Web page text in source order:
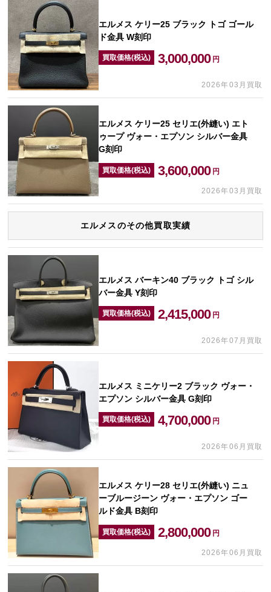
エルメス ケリー25 ブラック トゴ ゴール
ド金具 W刻印
買取価格(税込) 3,000,000 円
2026年03月買取
エルメス ケリー25 セリエ(外縫い) エト
ゥープ ヴォー・エプソン シルバー金具
G刻印
買取価格(税込) 3,600,000 円
2026年03月買取
エルメスのその他買取実績
エルメス バーキン40 ブラック トゴ シル
バー金具 Y刻印
買取価格(税込) 2,415,000 円
2026年07月買取
エルメス ミニケリー2 ブラック ヴォー・
エプソン シルバー金具 G刻印
買取価格(税込) 4,700,000 円
2026年06月買取
エルメス ケリー28 セリエ(外縫い) ニュ
ーブルージーン ヴォー・エプソン ゴー
ルド金具 B刻印
買取価格(税込) 2,800,000 円
2026年06月買取